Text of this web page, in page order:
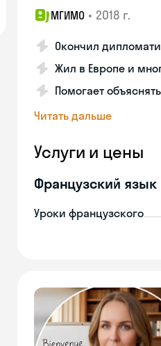
МГИМО • 2018 г.
Окончил
Жил в Европе и
Помогает
Читать дальше
Услуги и цены
Французский язык
Уроки французского